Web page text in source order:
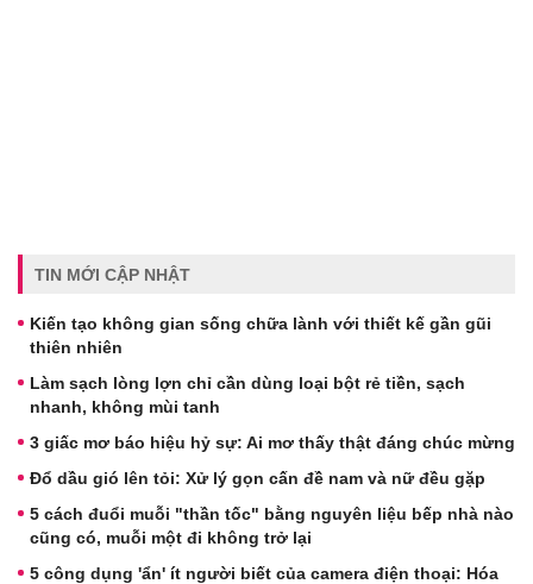
TIN MỚI CẬP NHẬT
Kiến tạo không gian sống chữa lành với thiết kế gần gũi
thiên nhiên
Làm sạch lòng lợn chỉ cần dùng loại bột rẻ tiền, sạch
nhanh, không mùi tanh
3 giấc mơ báo hiệu hỷ sự: Ai mơ thấy thật đáng chúc mừng
Đổ dầu gió lên tỏi: Xử lý gọn cấn đề nam và nữ đều gặp
5 cách đuổi muỗi "thần tốc" bằng nguyên liệu bếp nhà nào
cũng có, muỗi một đi không trở lại
5 công dụng 'ẩn' ít người biết của camera điện thoại: Hóa